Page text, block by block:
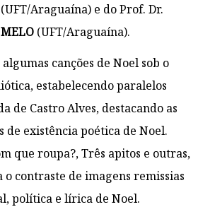
Araguaína) e do Prof. Dr.
(UFT/Araguaína).
canções de Noel sob o
estabelecendo paralelos
de Castro Alves, destacando as
de existência poética de Noel.
que roupa?, Três apitos e outras,
o contraste de imagens remissias
política e lírica de Noel.